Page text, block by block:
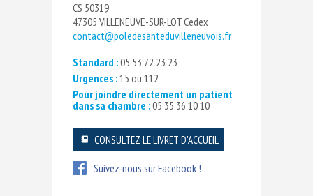
CS 50319
47305 VILLENEUVE-SUR-LOT Cedex
contact@poledesanteduvilleneuvois.fr
Standard :05 53 72 23 23
Urgences :15 ou 112
Pour joindre directement un patient
dans sa chambre :05 35 36 10 10
CONSULTEZ LE LIVRET D'ACCUEIL
Suivez-nous sur Facebook !